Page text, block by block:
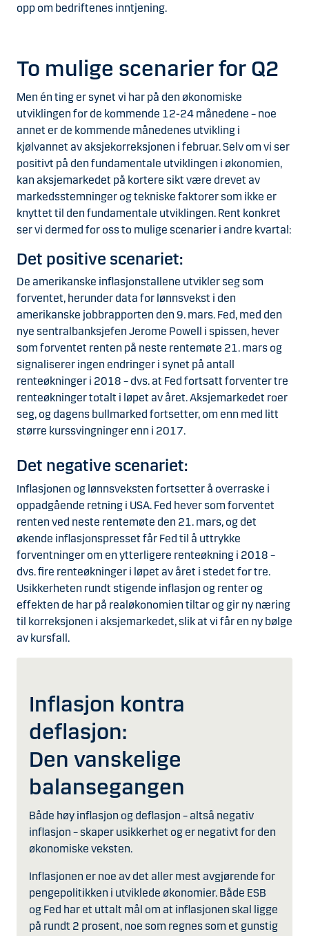
opp om bedriftenes inntjening.
To mulige scenarier for Q2
Men én ting er synet vi har på den økonomiske
utviklingen for de kommende 12-24 månedene – noe
annet er de kommende månedenes utvikling i
kjølvannet av aksjekorreksjonen i februar. Selv om vi ser
positivt på den fundamentale utviklingen i økonomien,
kan aksjemarkedet på kortere sikt være drevet av
markedsstemninger og tekniske faktorer som ikke er
knyttet til den fundamentale utviklingen. Rent konkret
ser vi dermed for oss to mulige scenarier i andre kvartal:
Det positive scenariet:
De amerikanske inflasjonstallene utvikler seg som
forventet, herunder data for lønnsvekst i den
amerikanske jobbrapporten den 9. mars. Fed, med den
nye sentralbanksjefen Jerome Powell i spissen, hever
som forventet renten på neste rentemøte 21. mars og
signaliserer ingen endringer i synet på antall
renteøkninger i 2018 – dvs. at Fed fortsatt forventer tre
renteøkninger totalt i løpet av året. Aksjemarkedet roer
seg, og dagens bullmarked fortsetter, om enn med litt
større kurssvingninger enn i 2017.
Det negative scenariet:
Inflasjonen og lønnsveksten fortsetter å overraske i
oppadgående retning i USA. Fed hever som forventet
renten ved neste rentemøte den 21. mars, og det
økende inflasjonspresset får Fed til å uttrykke
forventninger om en ytterligere renteøkning i 2018 –
dvs. fire renteøkninger i løpet av året i stedet for tre.
Usikkerheten rundt stigende inflasjon og renter og
effekten de har på realøkonomien tiltar og gir ny næring
til korreksjonen i aksjemarkedet, slik at vi får en ny bølge
av kursfall.
Inflasjon kontra
deflasjon:
Den vanskelige
balansegangen
Både høy inflasjon og deflasjon – altså negativ
inflasjon – skaper usikkerhet og er negativt for den
økonomiske veksten.
Inflasjonen er noe av det aller mest avgjørende for
pengepolitikken i utviklede økonomier. Både ESB
og Fed har et uttalt mål om at inflasjonen skal ligge
på rundt 2 prosent, noe som regnes som et gunstig